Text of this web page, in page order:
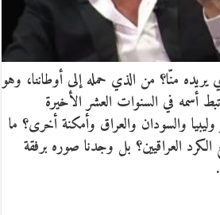
منّا؟ من الذي حمله إلى أوطاننا، وهو
أسمه في السنوات العشر الأخيرة
والسودان والعراق وأمكنة أخرى؟ ما
العراقيين؟ بل وجدنا صوره برفقة